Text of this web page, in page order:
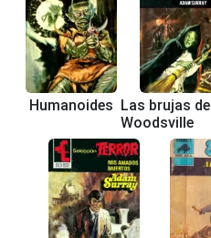
Humanoides Las brujas de
Woodsville